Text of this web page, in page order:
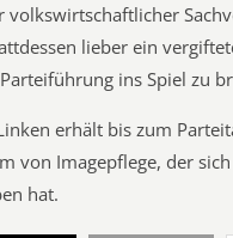
lieber ein
ins Spiel zu
erhält bis zum
von Imagepflege, der
hat.